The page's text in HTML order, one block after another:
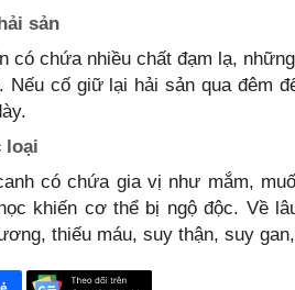
sản
có chứa nhiều chất đạm lạ,
Nếu cố giữ lại hải sản qua đêm
loại
có chứa gia vị như mắm,
khiến cơ thể bị ngộ độc. Về
thiếu máu, suy thận, suy